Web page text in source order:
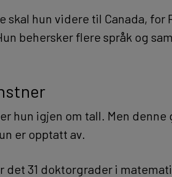
skal hun videre til Canada,
behersker flere språk og
hun igjen om tall. Men
er opptatt av.
det 31 doktorgrader i